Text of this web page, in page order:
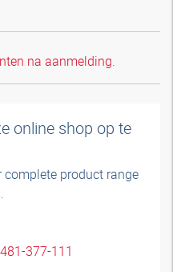
na aanmelding.
online shop op te
complete product range
377-111